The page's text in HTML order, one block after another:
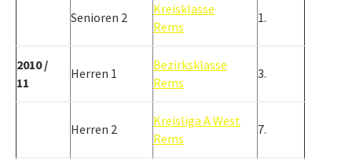
Senioren 2
Kreisklasse
Rems
1.
2010 /
11
Herren 1
Bezirksklasse
Rems
3.
Herren 2
Kreisliga A West
Rems
7.